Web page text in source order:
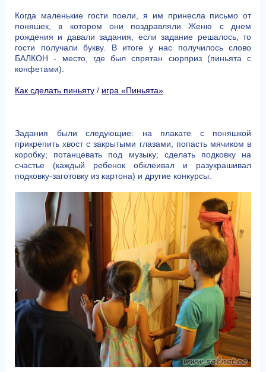
Когда маленькие гости поели, я им принесла письмо от
поняшек, в котором они поздравляли Женю с днем
рождения и давали задания, если задание решалось, то
гости получали букву. В итоге у нас получилось слово
БАЛКОН - место, где был спрятан сюрприз (пиньята с
конфетами).
Как сделать пиньяту / игра «Пиньята»
Задания были следующие: на плакате с поняшкой
прикрепить хвост с закрытыми глазами; попасть мячиком в
коробку; потанцевать под музыку; сделать подковку на
счастье (каждый ребенок обклеивал и разукрашивал
подковку-заготовку из картона) и другие конкурсы.